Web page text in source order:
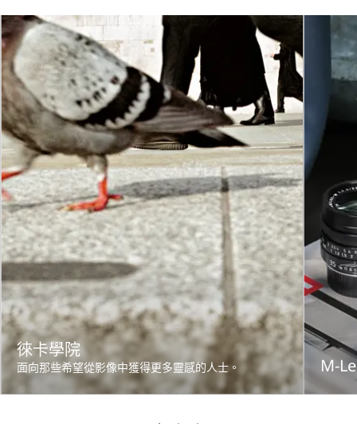
徠卡學院
面向那些希望從影像中獲得更多靈感的人士。 M-